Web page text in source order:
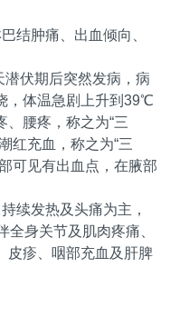
结肿痛、出血倾向、
伏期后突然发病，病
，体温急剧上升到39℃
、腰疼，称之为“三
红充血，称之为“三
可见有出血点，在腋部
续发热及头痛为主，
身关节及肌肉疼痛、
皮疹、咽部充血及肝脾